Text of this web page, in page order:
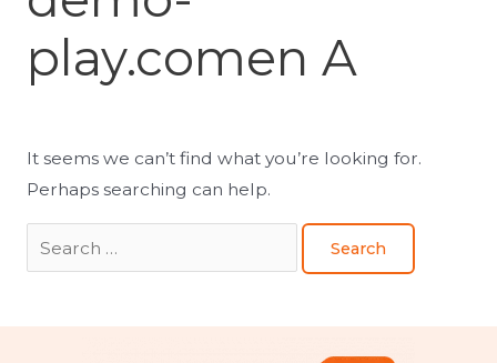
play.comen A
It seems we can’t find what you’re looking for.
Perhaps searching can help.